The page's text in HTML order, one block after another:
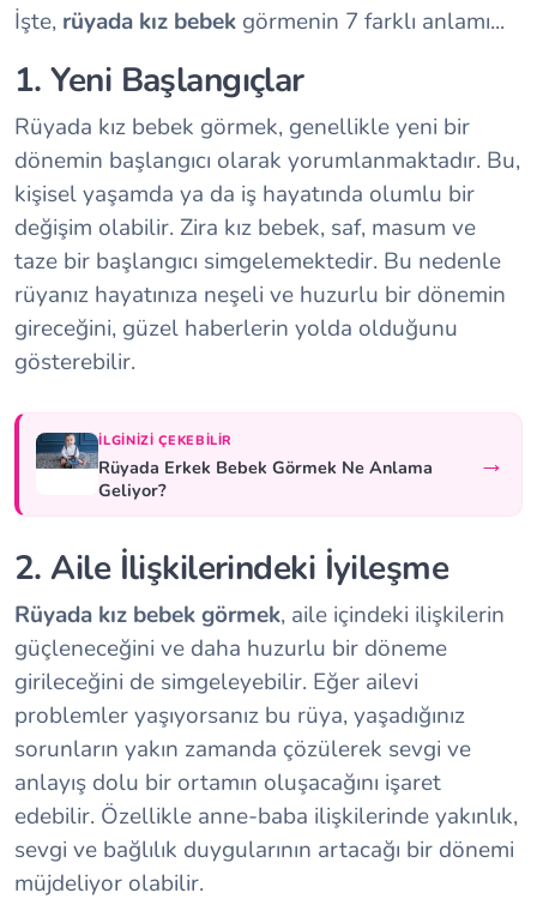
İşte, rüyada kız bebek görmenin 7 farklı anlamı...
1. Yeni Başlangıçlar
Rüyada kız bebek görmek, genellikle yeni bir
dönemin başlangıcı olarak yorumlanmaktadır. Bu,
kişisel yaşamda ya da iş hayatında olumlu bir
değişim olabilir. Zira kız bebek, saf, masum ve
taze bir başlangıcı simgelemektedir. Bu nedenle
rüyanız hayatınıza neşeli ve huzurlu bir dönemin
gireceğini, güzel haberlerin yolda olduğunu
gösterebilir.
İLGINIZI ÇEKEBILIR
Rüyada Erkek Bebek Görmek Ne Anlama
Geliyor?
→
2. Aile İlişkilerindeki İyileşme
Rüyada kız bebek görmek, aile içindeki ilişkilerin
güçleneceğini ve daha huzurlu bir döneme
girileceğini de simgeleyebilir. Eğer ailevi
problemler yaşıyorsanız bu rüya, yaşadığınız
sorunların yakın zamanda çözülerek sevgi ve
anlayış dolu bir ortamın oluşacağını işaret
edebilir. Özellikle anne-baba ilişkilerinde yakınlık,
sevgi ve bağlılık duygularının artacağı bir dönemi
müjdeliyor olabilir.